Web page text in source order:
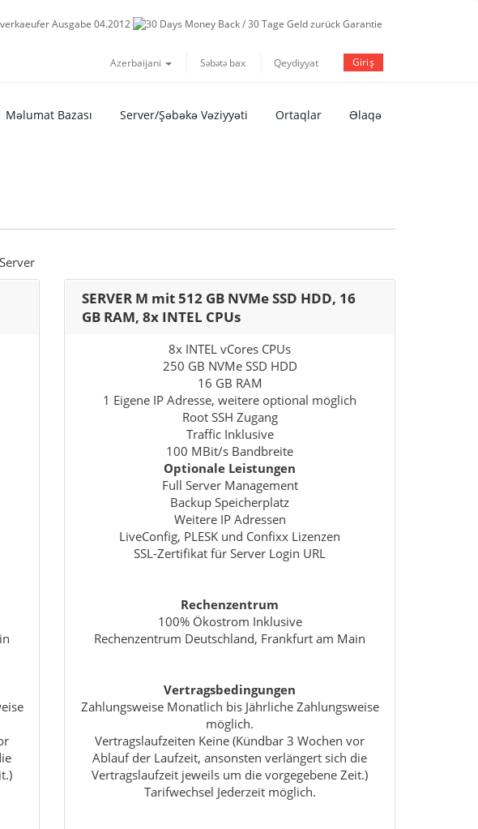
Azerbaijani Səbətə bax Qeydiyyat Giriş
Məlumat Bazası Server/Şəbəkə Vəziyyəti Ortaqlar Əlaqə
SERVER M mit 512 GB NVMe SSD HDD, 16
GB RAM, 8x INTEL CPUs
8x INTEL vCores CPUs
250 GB NVMe SSD HDD
16 GB RAM
1 Eigene IP Adresse, weitere optional möglich
Root SSH Zugang
Traffic Inklusive
100 MBit/s Bandbreite
Optionale Leistungen
Full Server Management
Backup Speicherplatz
Weitere IP Adressen
LiveConfig, PLESK und Confixx Lizenzen
SSL-Zertifikat für Server Login URL
Rechenzentrum
100% Ökostrom Inklusive
Rechenzentrum Deutschland, Frankfurt am Main
Vertragsbedingungen
Zahlungsweise Monatlich bis Jährliche Zahlungsweise
möglich.
Vertragslaufzeiten Keine (Kündbar 3 Wochen vor
Ablauf der Laufzeit, ansonsten verlängert sich die
Vertragslaufzeit jeweils um die vorgegebene Zeit.)
Tarifwechsel Jederzeit möglich.